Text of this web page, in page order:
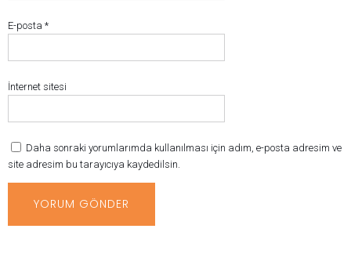
E-posta *
İnternet sitesi
Daha sonraki yorumlarımda kullanılması için adım, e-posta adresim ve
site adresim bu tarayıcıya kaydedilsin.